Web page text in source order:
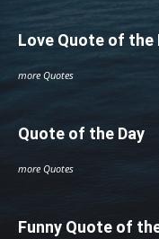
Love Quote of the
more Quotes
Quote of the Day
more Quotes
Funny Quote of